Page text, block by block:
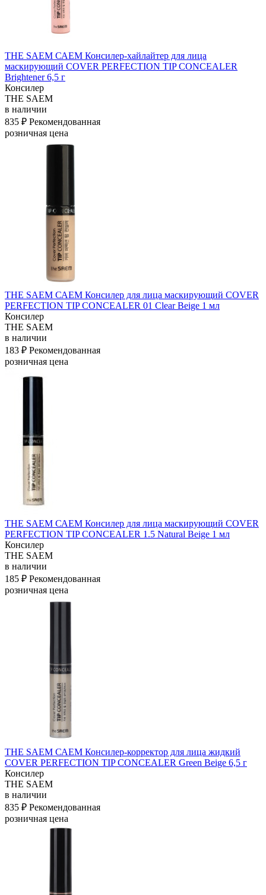
THE SAEM САЕМ Консилер-хайлайтер для лица
маскирующий COVER PERFECTION TIP CONCEALER
Brightener 6,5 г
Консилер
THE SAEM
в наличии
835 ₽ Рекомендованная
розничная цена
THE SAEM САЕМ Консилер для лица маскирующий COVER
PERFECTION TIP CONCEALER 01 Clear Beige 1 мл
Консилер
THE SAEM
в наличии
183 ₽ Рекомендованная
розничная цена
THE SAEM САЕМ Консилер для лица маскирующий COVER
PERFECTION TIP CONCEALER 1.5 Natural Beige 1 мл
Консилер
THE SAEM
в наличии
185 ₽ Рекомендованная
розничная цена
THE SAEM САЕМ Консилер-корректор для лица жидкий
COVER PERFECTION TIP CONCEALER Green Beige 6,5 г
Консилер
THE SAEM
в наличии
835 ₽ Рекомендованная
розничная цена